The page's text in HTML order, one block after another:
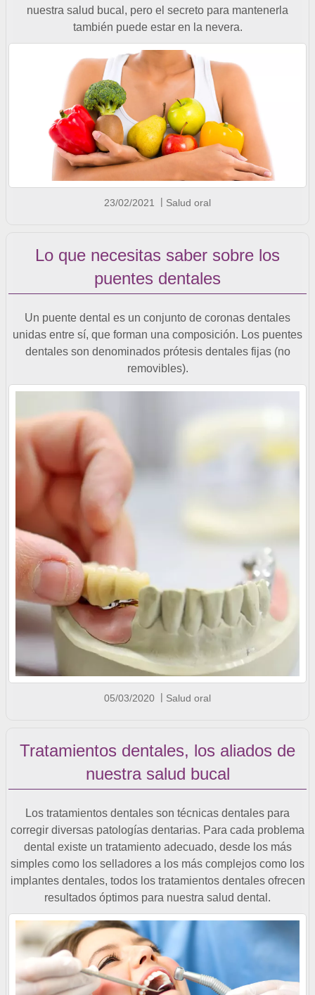
nuestra salud bucal, pero el secreto para mantenerla
también puede estar en la nevera.
23/02/2021 Salud oral
Lo que necesitas saber sobre los
puentes dentales
Un puente dental es un conjunto de coronas dentales
unidas entre sí, que forman una composición. Los puentes
dentales son denominados prótesis dentales fijas (no
removibles).
05/03/2020 Salud oral
Tratamientos dentales, los aliados de
nuestra salud bucal
Los tratamientos dentales son técnicas dentales para
corregir diversas patologías dentarias. Para cada problema
dental existe un tratamiento adecuado, desde los más
simples como los selladores a los más complejos como los
implantes dentales, todos los tratamientos dentales ofrecen
resultados óptimos para nuestra salud dental.